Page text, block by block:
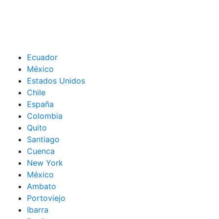
Ecuador
México
Estados Unidos
Chile
España
Colombia
Quito
Santiago
Cuenca
New York
México
Ambato
Portoviejo
Ibarra